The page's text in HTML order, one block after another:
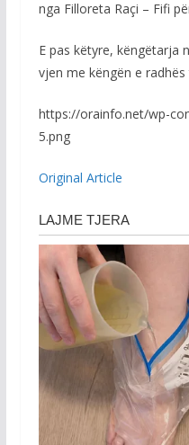
nga Filloreta Raçi – Fifi
E pas këtyre, këngëtarja
vjen me këngën e radhës
https://orainfo.net/wp-
5.png
Original Article